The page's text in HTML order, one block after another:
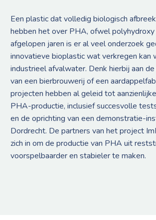
Een plastic dat volledig biologisch
hebben het over PHA, ofwel
afgelopen jaren is er al veel onderzoek
innovatieve bioplastic wat verkregen kan
industrieel afvalwater. Denk hierbij aan
van een bierbrouwerij of een
projecten hebben al geleid tot
PHA-productie, inclusief succesvolle
en de oprichting van een demonstratie-
Dordrecht. De partners van het project
zich in om de productie van PHA uit
voorspelbaarder en stabieler te maken.